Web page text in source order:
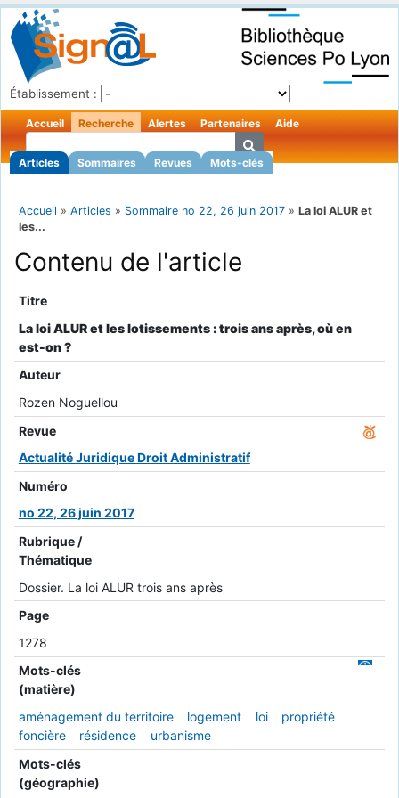
Établissement :
Accueil Recherche
Articles Sommaires Revues Mots-clés
Alertes Partenaires Aide
Accueil » Articles » Sommaire no 22, 26 juin 2017 » La loi ALUR et
les...
Contenu de l'article
Titre
La loi ALUR et les lotissements : trois ans après, où en
est-on ?
Auteur
Rozen Noguellou
Revue
Actualité Juridique Droit Administratif
Numéro
no 22, 26 juin 2017
Rubrique /
Thématique
Dossier. La loi ALUR trois ans après
Page
1278
Mots-clés
(matière)
aménagement du territoire
logement loi
propriété
foncière
résidence
urbanisme
Mots-clés
(géographie)